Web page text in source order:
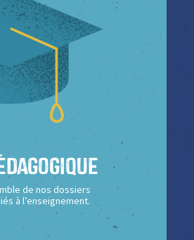
de nos dossiers
à l’enseignement.